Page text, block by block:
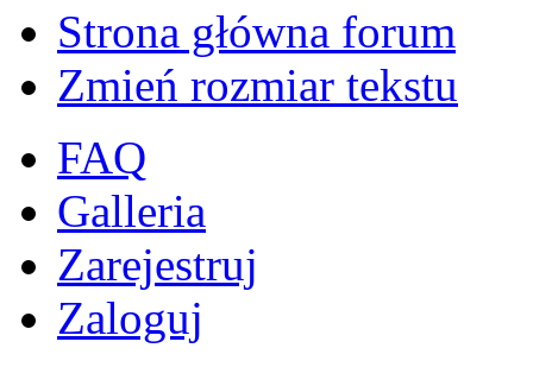
Strona główna forum
Zmień rozmiar tekstu
FAQ
Galleria
Zarejestruj
Zaloguj